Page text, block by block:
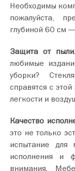
Необходимы
пожалуйста,
глубиной 60 см
Защита от пыли
любимые
уборки?
справятся с
легкости и
Качество
это не только
испытание для
исполнения и
внимания.